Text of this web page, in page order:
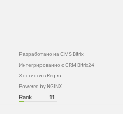
Разработано на CMS Bitrix
Интегрированно с CRM Bitrix24
Хостинги в Reg.ru
Powered by NGINX